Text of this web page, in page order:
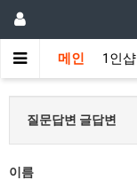
메인 1인샵
질문답변 글답변
이름